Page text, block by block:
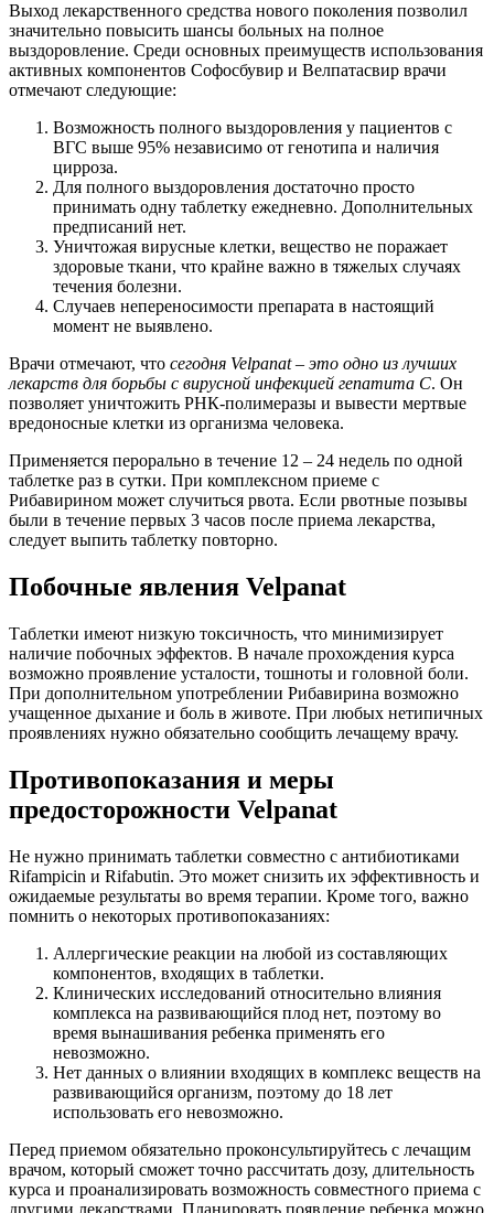
Выход лекарственного средства нового поколения позволил
значительно повысить шансы больных на полное
выздоровление. Среди основных преимуществ использования
активных компонентов Софосбувир и Велпатасвир врачи
отмечают следующие:
Возможность полного выздоровления у пациентов с
ВГС выше 95% независимо от генотипа и наличия
цирроза.
Для полного выздоровления достаточно просто
принимать одну таблетку ежедневно. Дополнительных
предписаний нет.
Уничтожая вирусные клетки, вещество не поражает
здоровые ткани, что крайне важно в тяжелых случаях
течения болезни.
Случаев непереносимости препарата в настоящий
момент не выявлено.
Врачи отмечают, что сегодня Velpanat – это одно из лучших
лекарств для борьбы с вирусной инфекцией гепатита С. Он
позволяет уничтожить РНК-полимеразы и вывести мертвые
вредоносные клетки из организма человека.
Применяется перорально в течение 12 – 24 недель по одной
таблетке раз в сутки. При комплексном приеме с
Рибавирином может случиться рвота. Если рвотные позывы
были в течение первых 3 часов после приема лекарства,
следует выпить таблетку повторно.
Побочные явления Velpanat
Таблетки имеют низкую токсичность, что минимизирует
наличие побочных эффектов. В начале прохождения курса
возможно проявление усталости, тошноты и головной боли.
При дополнительном употреблении Рибавирина возможно
учащенное дыхание и боль в животе. При любых нетипичных
проявлениях нужно обязательно сообщить лечащему врачу.
Противопоказания и меры
предосторожности Velpanat
Не нужно принимать таблетки совместно с антибиотиками
Rifampicin и Rifabutin. Это может снизить их эффективность и
ожидаемые результаты во время терапии. Кроме того, важно
помнить о некоторых противопоказаниях:
Аллергические реакции на любой из составляющих
компонентов, входящих в таблетки.
Клинических исследований относительно влияния
комплекса на развивающийся плод нет, поэтому во
время вынашивания ребенка применять его
невозможно.
Нет данных о влиянии входящих в комплекс веществ на
развивающийся организм, поэтому до 18 лет
использовать его невозможно.
Перед приемом обязательно проконсультируйтесь с лечащим
врачом, который сможет точно рассчитать дозу, длительность
курса и проанализировать возможность совместного приема с
другими лекарствами. Планировать появление ребенка можно